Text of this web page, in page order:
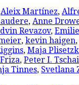
Aleix Martínez,
, Anne
Revazov,
, kevin haigen,
, Maja
, Peter I. Tschai
Tinnes, Svetlana